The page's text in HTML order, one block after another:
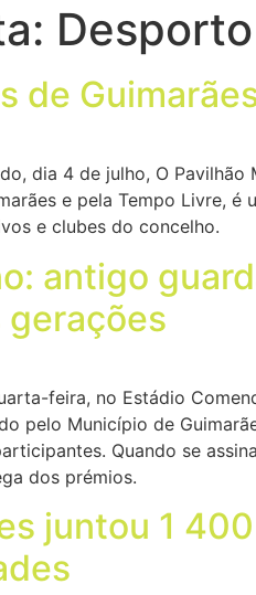
de
dia 4 de julho, O
e pela Tempo Livre,
e clubes do concelho.
antigo
gerações
feira, no Estádio
pelo Município de
Quando se
dos prémios.
juntou 1